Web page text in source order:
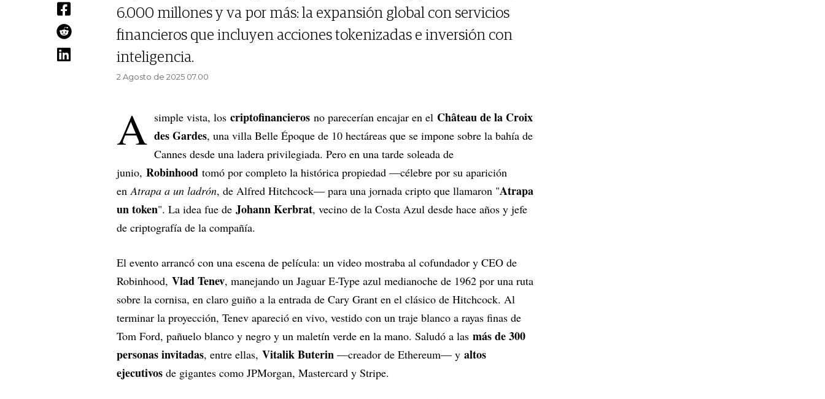
6.000 millones y va por más: la expansión global con servicios
financieros que incluyen acciones tokenizadas e inversión con
inteligencia.
2 Agosto de 2025 07.00
A simple vista, los criptofinancieros no parecerían encajar en el Château de la Croix
des Gardes, una villa Belle Époque de 10 hectáreas que se impone sobre la bahía de
Cannes desde una ladera privilegiada. Pero en una tarde soleada de
junio, Robinhood tomó por completo la histórica propiedad —célebre por su aparición
enAtrapa a un ladrón, de Alfred Hitchcock— para una jornada cripto que llamaron "Atrapa
un token". La idea fue de Johann Kerbrat, vecino de la Costa Azul desde hace años y jefe
de criptografía de la compañía.
El evento arrancó con una escena de película: un video mostraba al cofundador y CEO de
Robinhood, Vlad Tenev, manejando un Jaguar E-Type azul medianoche de 1962 por una ruta
sobre la cornisa, en claro guiño a la entrada de Cary Grant en el clásico de Hitchcock. Al
terminar la proyección, Tenev apareció en vivo, vestido con un traje blanco a rayas finas de
Tom Ford, pañuelo blanco y negro y un maletín verde en la mano. Saludó a las más de 300
personas invitadas, entre ellas, Vitalik Buterin —creador de Ethereum— y altos
ejecutivos de gigantes como JPMorgan, Mastercard y Stripe.